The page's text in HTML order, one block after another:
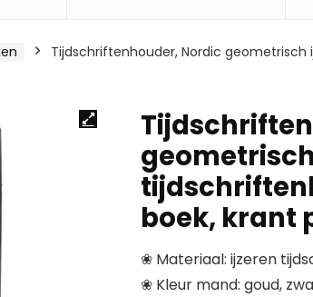
Tijdschriftenhouder, Nordic
boek, krant
❀ Materiaal: ijzeren
❀ Kleur mand: goud,